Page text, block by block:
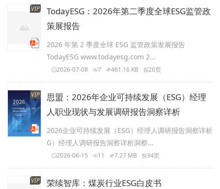
VIP
TodayESG：2026年第二季度全球ESG监管政
策展报告
2026 年第 2 季度全球 ESG 监管政策发展报告
TodayESG www.todayesg.com 2...
2026-07-08 7 461.16 KB 26页
VIP
思盟：2026年企业可持续发展（ESG）经理
人职业现状与发展调研报告洞察详析
2026企业可持续发展（ESG）经理人调研报告洞察详析
G）经理人调研报告洞察详析洞察...
2026-06-15 11 7.27 MB 34页
VIP 荣续智库：煤炭行业ESG白皮书